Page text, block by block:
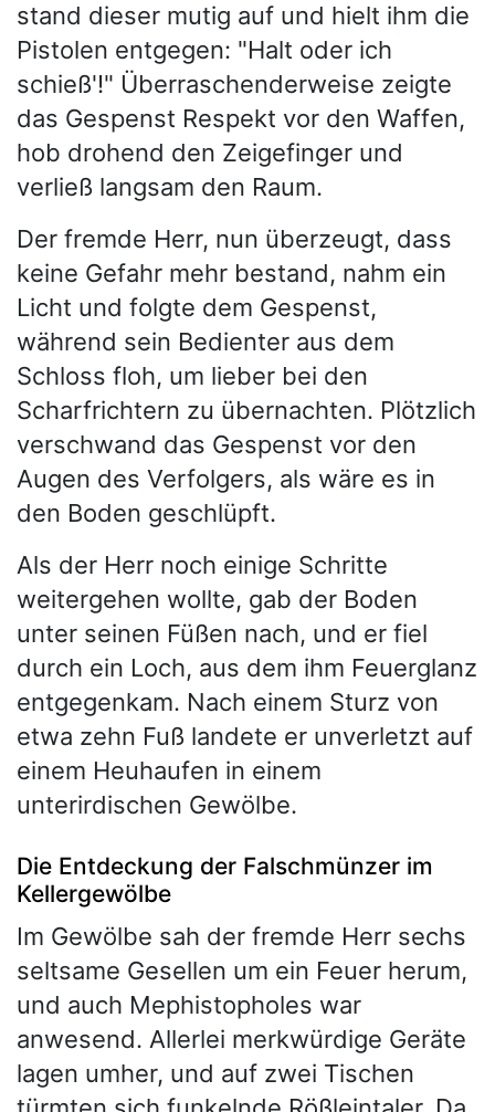
stand dieser mutig auf und hielt ihm die
Pistolen entgegen: "Halt oder ich
schieß'!" Überraschenderweise zeigte
das Gespenst Respekt vor den Waffen,
hob drohend den Zeigefinger und
verließ langsam den Raum.
Der fremde Herr, nun überzeugt, dass
keine Gefahr mehr bestand, nahm ein
Licht und folgte dem Gespenst,
während sein Bedienter aus dem
Schloss floh, um lieber bei den
Scharfrichtern zu übernachten. Plötzlich
verschwand das Gespenst vor den
Augen des Verfolgers, als wäre es in
den Boden geschlüpft.
Als der Herr noch einige Schritte
weitergehen wollte, gab der Boden
unter seinen Füßen nach, und er fiel
durch ein Loch, aus dem ihm Feuerglanz
entgegenkam. Nach einem Sturz von
etwa zehn Fuß landete er unverletzt auf
einem Heuhaufen in einem
unterirdischen Gewölbe.
Die Entdeckung der Falschmünzer im
Kellergewölbe
Im Gewölbe sah der fremde Herr sechs
seltsame Gesellen um ein Feuer herum,
und auch Mephistopholes war
anwesend. Allerlei merkwürdige Geräte
lagen umher, und auf zwei Tischen